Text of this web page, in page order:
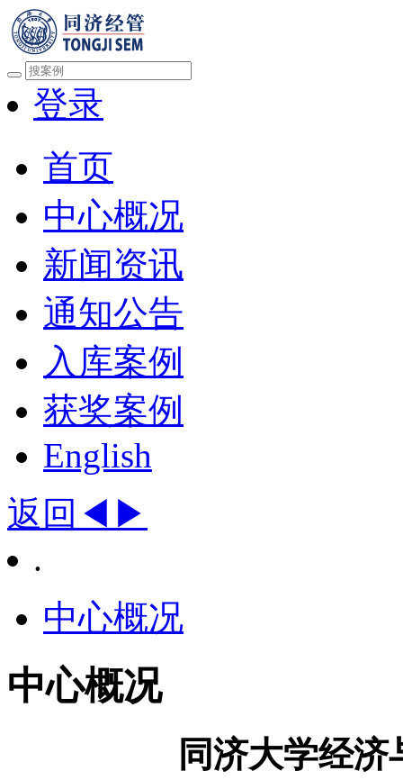
登录
首页
中心概况
新闻资讯
通知公告
入库案例
获奖案例
English
返回◀ ▶
.
中心概况
中心概况
同济大学经